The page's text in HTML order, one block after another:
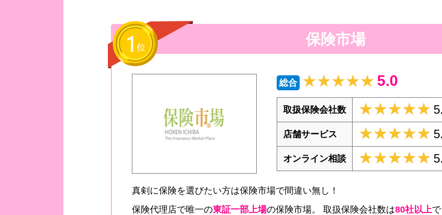
保険市場
総合 ★★★★★
★★★★★ 5.0
取扱保険会社数 ★★★★★
★★★★★
店舗サービス ★★★★★
★★★★★
オンライン相談 ★★★★★
★★★★★
真剣に保険を選びたい方は保険市場で間違い無し！
保険代理店で唯一の東証一部上場の保険市場。 取扱保険会社数は80社以上